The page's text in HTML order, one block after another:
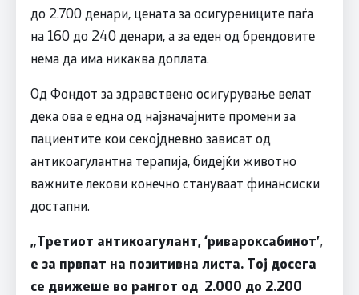
до 2.700 денари, цената за осигурениците паѓа
на 160 до 240 денари, а за еден од брендовите
нема да има никаква доплата.
Од Фондот за здравствено осигурување велат
дека ова е една од најзначајните промени за
пациентите кои секојдневно зависат од
антикоагулантна терапија, бидејќи животно
важните лекови конечно стануваат финансиски
достапни.
„Третиот антикоагулант, ‘ривароксабинот’,
е за првпат на позитивна листа. Тој досега
се движеше во рангот од 2.000 до 2.200